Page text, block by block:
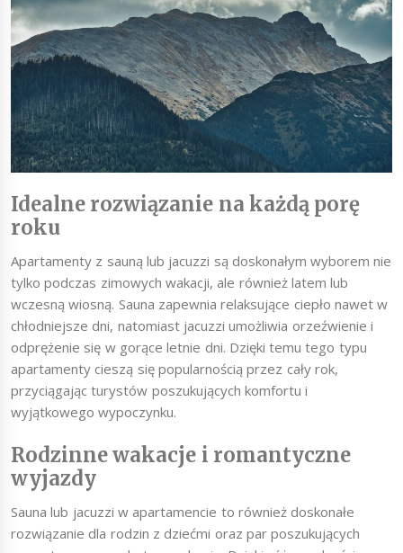
Idealne rozwiązanie na każdą porę
roku
Apartamenty z sauną lub jacuzzi są doskonałym wyborem nie
tylko podczas zimowych wakacji, ale również latem lub
wczesną wiosną. Sauna zapewnia relaksujące ciepło nawet w
chłodniejsze dni, natomiast jacuzzi umożliwia orzeźwienie i
odprężenie się w gorące letnie dni. Dzięki temu tego typu
apartamenty cieszą się popularnością przez cały rok,
przyciągając turystów poszukujących komfortu i
wyjątkowego wypoczynku.
Rodzinne wakacje i romantyczne
wyjazdy
Sauna lub jacuzzi w apartamencie to również doskonałe
rozwiązanie dla rodzin z dziećmi oraz par poszukujących